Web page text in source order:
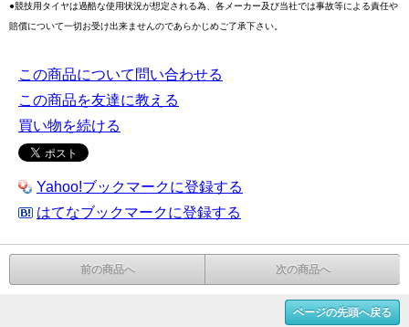
●競技用タイヤは過酷な使用状況が想定される為、各メーカー及び当社では事故等による責任や
賠償について一切お受け出来ませんのであらかじめご了承下さい。
この商品について問い合わせる
この商品を友達に教える
買い物を続ける
Yahoo!ブックマークに登録する
はてなブックマークに登録する
前の商品へ 次の商品へ
ページの先頭へ戻る